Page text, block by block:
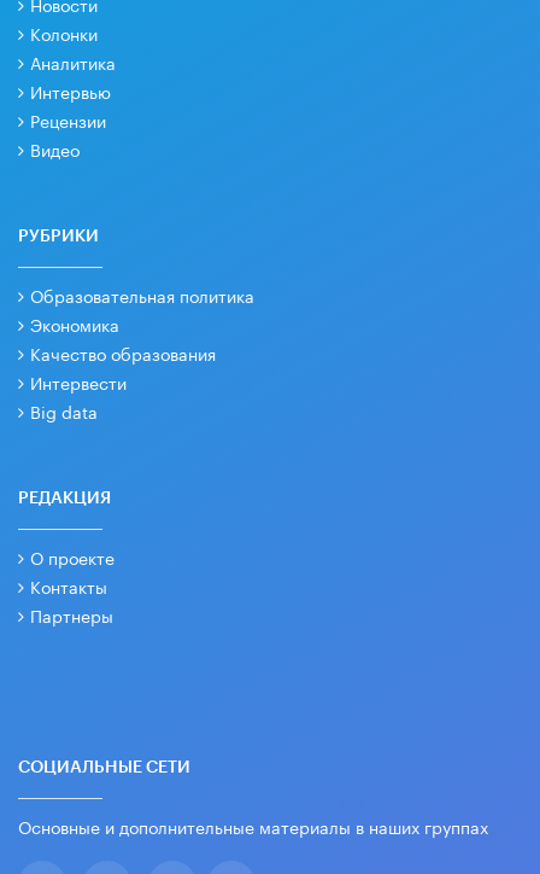
Колонки
Аналитика
Интервью
Рецензии
Видео
РУБРИКИ
Образовательная политика
Экономика
Качество образования
Интервести
Big data
РЕДАКЦИЯ
О проекте
Контакты
Партнеры
СОЦИАЛЬНЫЕ СЕТИ
Основные и дополнительные материалы в наших группах